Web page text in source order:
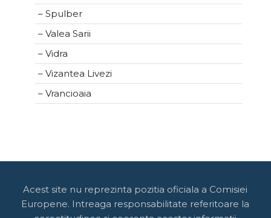
– Spulber
– Valea Sarii
– Vidra
– Vizantea Livezi
– Vrancioaia
Acest site nu reprezinta pozitia oficiala a Comisiei
Europene. Intreaga responsabilitate referitoare la